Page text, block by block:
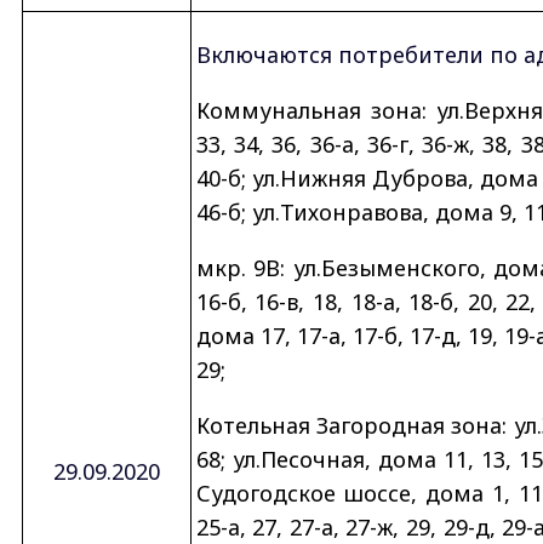
29.09.2020
Включаются потребители по
Коммунальная зона:
33, 34, 36, 36-а, 36-г, 36-ж, 38,
40-б; ул.Нижняя Дуброва, дома
46-б; ул.Тихонравова, дома 9,
мкр. 9В: ул.Безыменского,
16-б, 16-в, 18, 18-а, 18-б, 20,
дома 17, 17-а, 17-б, 17-д, 19, 19-
29;
Котельная Загородная зона:
68; ул.Песочная, дома 11, 13,
Судогодское шоссе, дома 1,
25-а, 27, 27-а, 27-ж, 29, 29-д,